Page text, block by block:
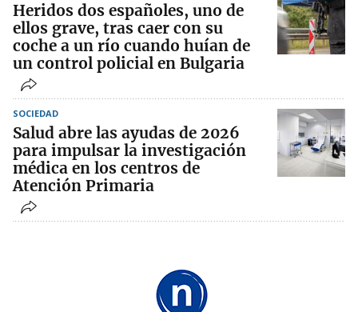
Heridos dos españoles, uno de
ellos grave, tras caer con su
coche a un río cuando huían de
un control policial en Bulgaria
SOCIEDAD
Salud abre las ayudas de 2026
para impulsar la investigación
médica en los centros de
Atención Primaria